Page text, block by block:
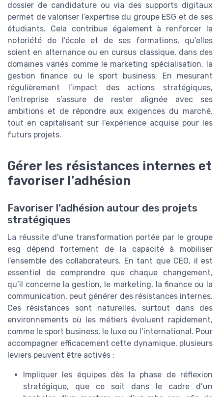
dossier de candidature ou via des supports digitaux
permet de valoriser l’expertise du groupe ESG et de ses
étudiants. Cela contribue également à renforcer la
notoriété de l’école et de ses formations, qu’elles
soient en alternance ou en cursus classique, dans des
domaines variés comme le marketing spécialisation, la
gestion finance ou le sport business. En mesurant
régulièrement l’impact des actions stratégiques,
l’entreprise s’assure de rester alignée avec ses
ambitions et de répondre aux exigences du marché,
tout en capitalisant sur l’expérience acquise pour les
futurs projets.
Gérer les résistances internes et
favoriser l’adhésion
Favoriser l’adhésion autour des projets
stratégiques
La réussite d’une transformation portée par le groupe
esg dépend fortement de la capacité à mobiliser
l’ensemble des collaborateurs. En tant que CEO, il est
essentiel de comprendre que chaque changement,
qu’il concerne la gestion, le marketing, la finance ou la
communication, peut générer des résistances internes.
Ces résistances sont naturelles, surtout dans des
environnements où les métiers évoluent rapidement,
comme le sport business, le luxe ou l’international. Pour
accompagner efficacement cette dynamique, plusieurs
leviers peuvent être activés :
Impliquer les équipes dès la phase de réflexion
stratégique, que ce soit dans le cadre d’un